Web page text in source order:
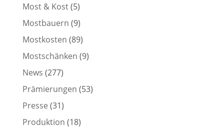
Most & Kost(5)
Mostbauern (9)
Mostkosten (89)
Mostschänken (9)
News (277)
Prämierungen (53)
Presse (31)
Produktion (18)